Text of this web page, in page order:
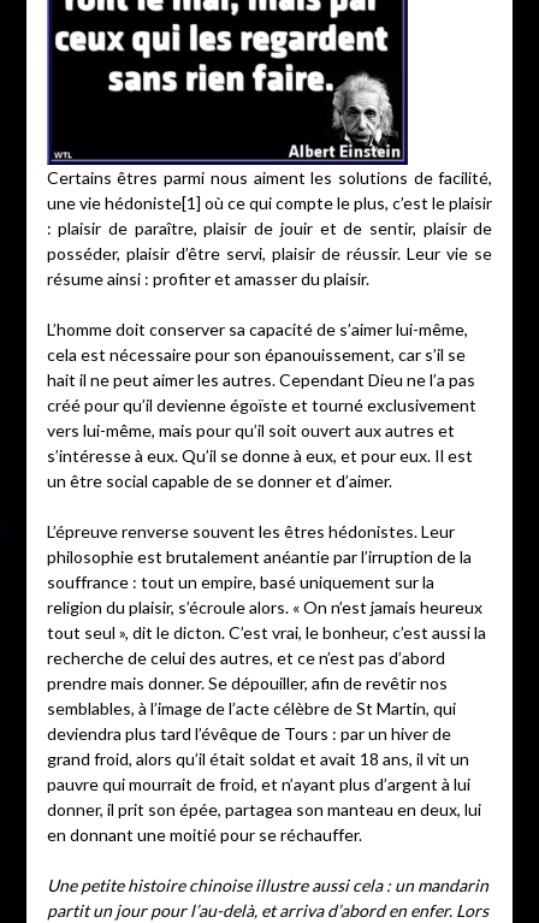
Certains êtres parmi nous aiment les solutions de facilité,
une vie hédoniste[1] où ce qui compte le plus, c’est le plaisir
: plaisir de paraître, plaisir de jouir et de sentir, plaisir de
posséder, plaisir d’être servi, plaisir de réussir. Leur vie se
résume ainsi : profiter et amasser du plaisir.
L’homme doit conserver sa capacité de s’aimer lui-même,
cela est nécessaire pour son épanouissement, car s’il se
hait il ne peut aimer les autres. Cependant Dieu ne l’a pas
créé pour qu’il devienne égoïste et tourné exclusivement
vers lui-même, mais pour qu’il soit ouvert aux autres et
s’intéresse à eux. Qu’il se donne à eux, et pour eux. Il est
un être social capable de se donner et d’aimer.
L’épreuve renverse souvent les êtres hédonistes. Leur
philosophie est brutalement anéantie par l’irruption de la
souffrance : tout un empire, basé uniquement sur la
religion du plaisir, s’écroule alors. « On n’est jamais heureux
tout seul », dit le dicton. C’est vrai, le bonheur, c’est aussi la
recherche de celui des autres, et ce n’est pas d’abord
prendre mais donner. Se dépouiller, afin de revêtir nos
semblables, à l’image de l’acte célèbre de St Martin, qui
deviendra plus tard l’évêque de Tours : par un hiver de
grand froid, alors qu’il était soldat et avait 18 ans, il vit un
pauvre qui mourrait de froid, et n’ayant plus d’argent à lui
donner, il prit son épée, partagea son manteau en deux, lui
en donnant une moitié pour se réchauffer.
Une petite histoire chinoise illustre aussi cela : un mandarin
partit un jour pour l’au-delà, et arriva d’abord en enfer. Lors